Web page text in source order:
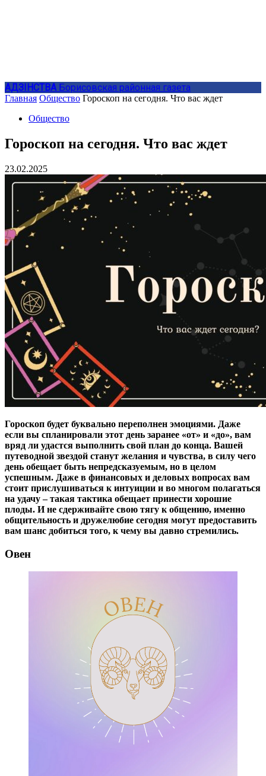
АДЗIНСТВА Борисовская районная газета
Главная Общество Гороскоп на сегодня. Что вас ждет
Общество
Гороскоп на сегодня. Что вас ждет
23.02.2025
Гороскоп будет буквально переполнен эмоциями. Даже
если вы спланировали этот день заранее «от» и «до», вам
вряд ли удастся выполнить свой план до конца. Вашей
путеводной звездой станут желания и чувства, в силу чего
день обещает быть непредсказуемым, но в целом
успешным. Даже в финансовых и деловых вопросах вам
стоит прислушиваться к интуиции и во многом полагаться
на удачу – такая тактика обещает принести хорошие
плоды. И не сдерживайте свою тягу к общению, именно
общительность и дружелюбие сегодня могут предоставить
вам шанс добиться того, к чему вы давно стремились.
Овен